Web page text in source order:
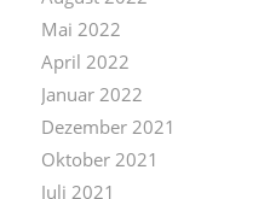
Mai 2022
April 2022
Januar 2022
Dezember 2021
Oktober 2021
Juli 2021